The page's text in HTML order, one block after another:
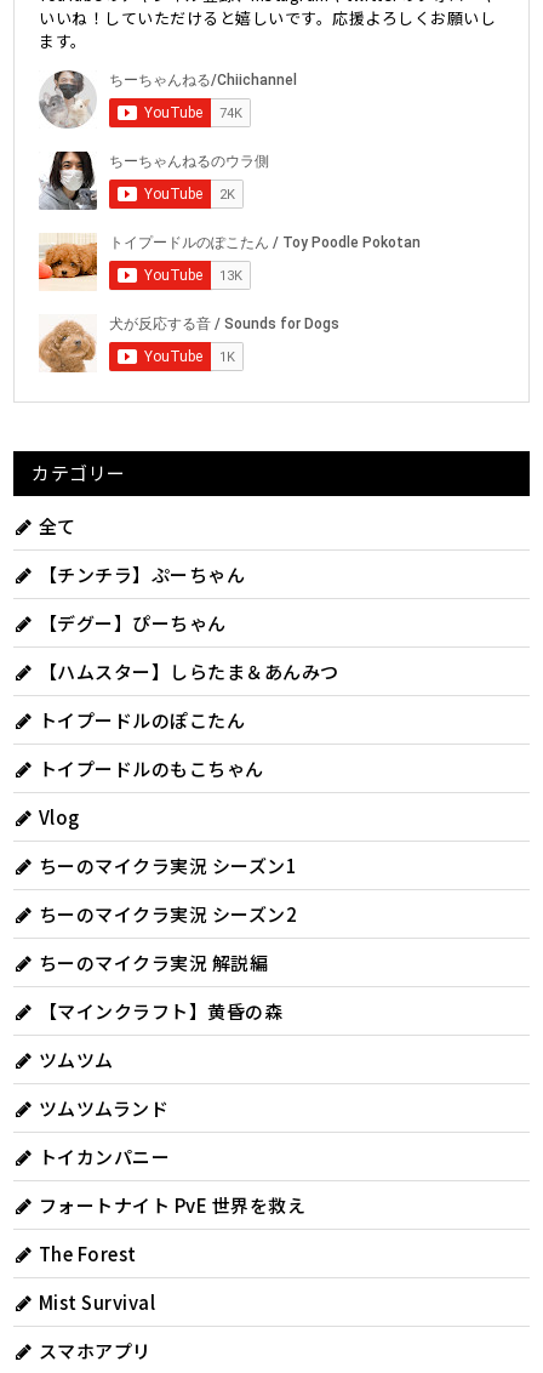
いいね！していただけると嬉しいです。応援よろしくお願いし
ます。
カテゴリー
全て
【チンチラ】ぷーちゃん
【デグー】ぴーちゃん
【ハムスター】しらたま＆あんみつ
トイプードルのぽこたん
トイプードルのもこちゃん
Vlog
ちーのマイクラ実況 シーズン1
ちーのマイクラ実況 シーズン2
ちーのマイクラ実況 解説編
【マインクラフト】黄昏の森
ツムツム
ツムツムランド
トイカンパニー
フォートナイト PvE 世界を救え
The Forest
Mist Survival
スマホアプリ